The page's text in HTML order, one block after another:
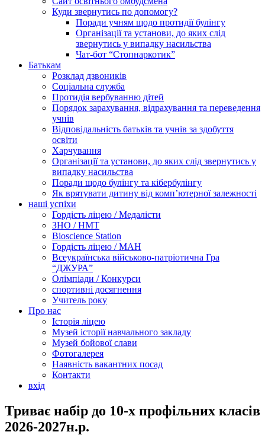
Куди звернутись по допомогу?
Поради учням щодо протидії булінгу
Організації та установи, до яких слід
звернутись у випадку насильства
Чат-бот “Стопнаркотик”
Батькам
Розклад дзвоників
Соціальна служба
Протидія вербуванню дітей
Порядок зарахування, відрахування та переведення
учнів
Відповідальність батьків та учнів за здобуття
освіти
Харчування
Організації та установи, до яких слід звернутись у
випадку насильства
Поради щодо булінгу та кібербулінгу
Як врятувати дитину від комп’ютерної залежності
наші успіхи
Гордість ліцею / Медалісти
ЗНО / НМТ
Bioscience Station
Гордість ліцею / МАН
Всеукраїнська військово-патріотична Гра
“ДЖУРА”
Олімпіади / Конкурси
спортивні досягнення
Учитель року
Про нас
Історія ліцею
Музей історії навчального закладу
Музей бойової слави
Фотогалерея
Наявність вакантних посад
Контакти
вхід
Триває набір до 10-х профільних класів
2026-2027н.р.